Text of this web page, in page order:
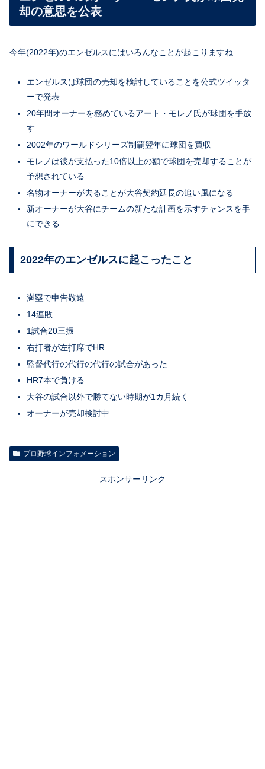
却の意思を公表
今年(2022年)のエンゼルスにはいろんなことが起こりますね…
エンゼルスは球団の売却を検討していることを公式ツイッタ
ーで発表
20年間オーナーを務めているアート・モレノ氏が球団を手放
す
2002年のワールドシリーズ制覇翌年に球団を買収
モレノは彼が支払った10倍以上の額で球団を売却することが
予想されている
名物オーナーが去ることが大谷契約延長の追い風になる
新オーナーが大谷にチームの新たな計画を示すチャンスを手
にできる
2022年のエンゼルスに起こったこと
満塁で申告敬遠
14連敗
1試合20三振
右打者が左打席でHR
監督代行の代行の代行の試合があった
HR7本で負ける
大谷の試合以外で勝てない時期が1カ月続く
オーナーが売却検討中
プロ野球インフォメーション
スポンサーリンク